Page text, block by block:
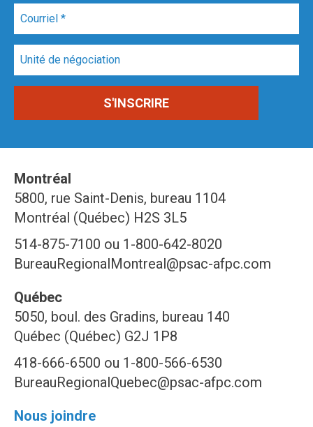
Montréal
5800, rue Saint-Denis, bureau 1104
Montréal (Québec) H2S 3L5
514-875-7100 ou 1-800-642-8020
BureauRegionalMontreal@psac-afpc.com
Québec
5050, boul. des Gradins, bureau 140
Québec (Québec) G2J 1P8
418-666-6500 ou 1-800-566-6530
BureauRegionalQuebec@psac-afpc.com
Nous joindre